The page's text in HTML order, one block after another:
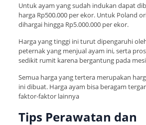
Untuk ayam yang sudah indukan dapat
harga Rp500.000 per ekor. Untuk Poland
dihargai hingga Rp5.000.000 per ekor.
Harga yang tinggi ini turut dipengaruhi
peternak yang menjual ayam ini, serta
sedikit rumit karena bergantung pada
Semua harga yang tertera merupakan
ini dibuat. Harga ayam bisa beragam
faktor-faktor lainnya
Tips Perawatan dan